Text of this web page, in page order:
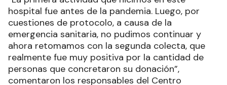
hospital fue antes de la pandemia. Luego, por
cuestiones de protocolo, a causa de la
emergencia sanitaria, no pudimos continuar y
ahora retomamos con la segunda colecta, que
realmente fue muy positiva por la cantidad de
personas que concretaron su donación”,
comentaron los responsables del Centro